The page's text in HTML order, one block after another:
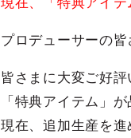
プロデューサーの皆
皆さまに大変ご好
「特典アイテム」
現在、追加生産を進